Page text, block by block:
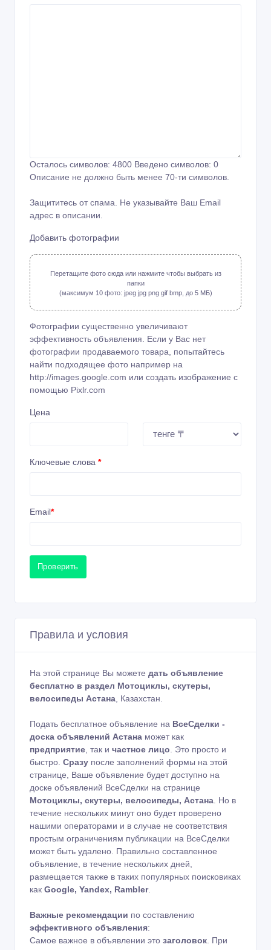
Осталось символов: 4800 Введено символов: 0
Описание не должно быть менее 70-ти символов.
Защититесь от спама. Не указывайте Ваш Email
адрес в описании.
Добавить фотографии
Перетащите фото сюда или нажмите чтобы выбрать из
папки
(максимум 10 фото: jpeg jpg png gif bmp, до 5 МБ)
Фотографии существенно увеличивают
эффективность объявления. Если у Вас нет
фотографии продаваемого товара, попытайтесь
найти подходящее фото например на
http://images.google.com или создать изображение с
помощью Pixlr.com
Цена
Ключевые слова *
Email*
Проверить
Правила и условия
На этой странице Вы можете дать объявление
бесплатно в раздел Мотоциклы, скутеры,
велосипеды Астана , Казахстан.
Подать бесплатное объявление на ВсеСделки -
доска объявлений Астана может как
предприятие , так и частное лицо . Это просто и
быстро. Сразу после заполнений формы на этой
странице, Ваше объявление будет доступно на
доске объявлений ВсеСделки на странице
Мотоциклы, скутеры, велосипеды, Астана . Но в
течение нескольких минут оно будет проверено
нашими операторами и в случае не соответствия
простым ограничениям публикации на ВсеСделки
может быть удалено. Правильно составленное
объявление, в течение нескольких дней,
размещается также в таких популярных поисковиках
как Google, Yandex, Rambler.
Важные рекомендации по составлению
эффективного объявления:
Самое важное в объявлении это заголовок . При